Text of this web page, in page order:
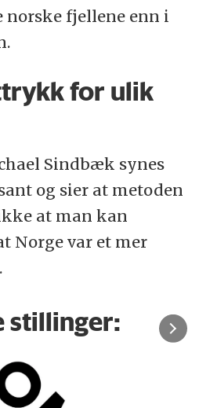
fjellene enn i
for ulik
Sindbæk synes
og sier at metoden
at man kan
Norge var et mer
stillinger: